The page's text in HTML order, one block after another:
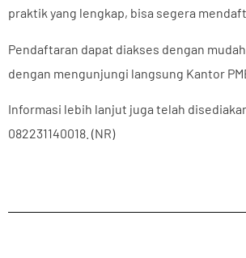
praktik yang lengkap, bisa segera
Pendaftaran dapat diakses dengan
dengan mengunjungi langsung Kantor
Informasi lebih lanjut juga telah
082231140018. (NR)